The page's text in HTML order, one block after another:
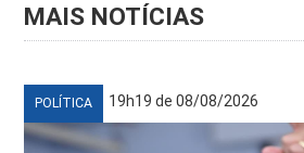
MAIS NOTÍCIAS
POLÍTICA 19h19 de 08/08/2026